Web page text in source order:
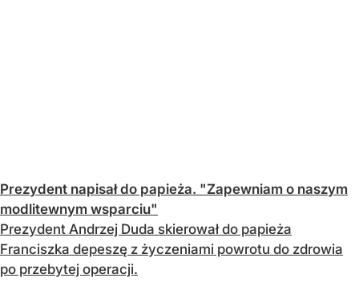
Prezydent napisał do papieża. "Zapewniam o naszym
modlitewnym wsparciu"
Prezydent Andrzej Duda skierował do papieża
Franciszka depeszę z życzeniami powrotu do zdrowia
po przebytej operacji.